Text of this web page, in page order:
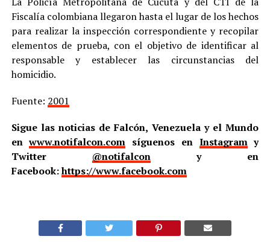
Fiscalía colombiana llegaron hasta el lugar de los hechos
para realizar la inspección correspondiente y recopilar
elementos de prueba, con el objetivo de identificar al
responsable y establecer las circunstancias del
homicidio.
Fuente: 2001
Sigue las noticias de Falcón, Venezuela y el Mundo
enwww.notifalcon.com síguenos en Instagramy
Twitter @notifalcony en
Facebook:https://www.facebook.com